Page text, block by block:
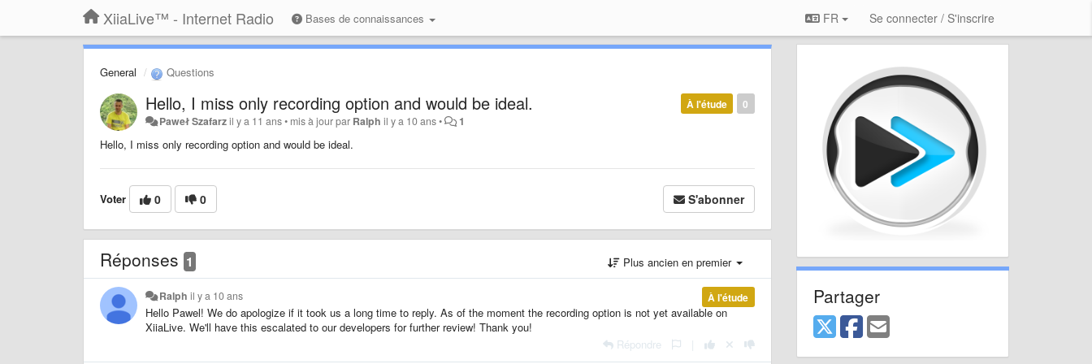
XiiaLive™ - Internet Radio Bases de connaissances FR Se connecter / S'inscrire
General Questions
0
À l'étude
Hello, I miss only recording option and would be ideal.
Paweł Szafarzil y a 11 ans• mis à jour par Ralph il y a 10 ans• 1
Hello, I miss only recording option and would be ideal.
Voter 0 0 S'abonner
Réponses 1 Plus ancien en premier
À l'étude
Ralph il y a 10 ans
Hello Pawel! We do apologize if it took us a long time to reply. As of the moment the recording option is not yet available on
XiiaLive. We'll have this escalated to our developers for further review! Thank you!
Répondre
Partager